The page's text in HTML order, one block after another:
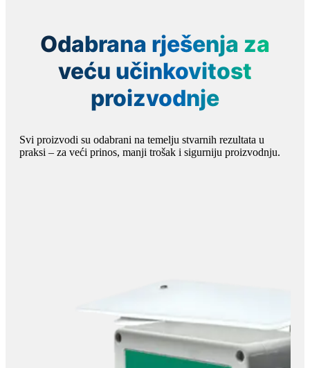
Odabrana rješenja za
veću učinkovitost
proizvodnje
Svi proizvodi su odabrani na temelju stvarnih rezultata u
praksi – za veći prinos, manji trošak i sigurniju proizvodnju.